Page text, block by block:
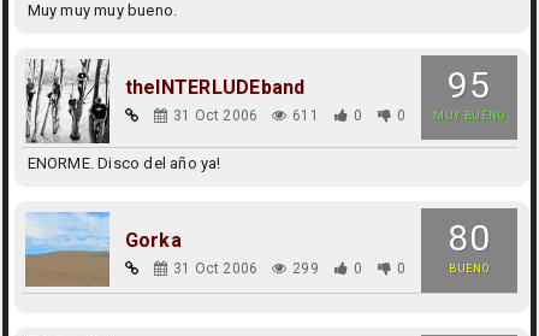
Muy muy muy bueno.
95
MUY BUENO
theINTERLUDEband
31 Oct 2006 611 0 0
ENORME. Disco del año ya!
80
BUENO
Gorka
31 Oct 2006 299 0 0